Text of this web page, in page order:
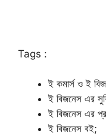
Tags :
ই কমার্স ও ই
ই বিজনেস এর
ই বিজনেস এর
ই বিজনেস বই;